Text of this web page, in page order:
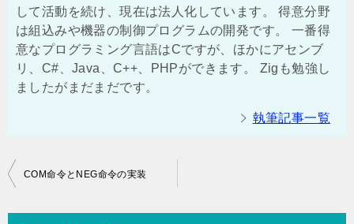
して活動を続け、現在は法人化しています。 得意分野
は組込みや機器の制御プログラムの開発です。 一番得
意なプログラミング言語はCですが、ほかにアセンブ
リ、C#、Java、C++、PHPができます。 Zigも勉強し
ましたがまだまだです。
執筆記事一覧
投
COM命令とNEG命令の実装